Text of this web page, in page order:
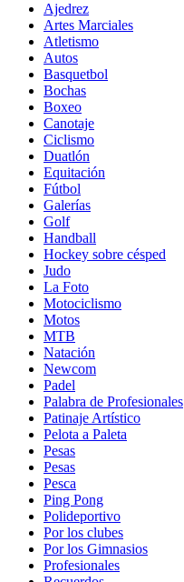
Ajedrez
Artes Marciales
Atletismo
Autos
Basquetbol
Bochas
Boxeo
Canotaje
Ciclismo
Duatlón
Equitación
Fútbol
Galerías
Golf
Handball
Hockey sobre césped
Judo
La Foto
Motociclismo
Motos
MTB
Natación
Newcom
Padel
Palabra de Profesionales
Patinaje Artístico
Pelota a Paleta
Pesas
Pesas
Pesca
Ping Pong
Polideportivo
Por los clubes
Por los Gimnasios
Profesionales